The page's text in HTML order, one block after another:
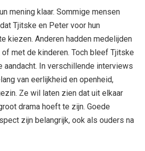
mening klaar. Sommige mensen
Tjitske en Peter voor hun
kiezen. Anderen hadden medelijden
met de kinderen. Toch bleef Tjitske
aandacht. In verschillende interviews
van eerlijkheid en openheid,
Ze wil laten zien dat uit elkaar
drama hoeft te zijn. Goede
zijn belangrijk, ook als ouders na